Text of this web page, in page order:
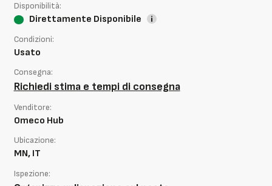
Disponibilità:
Direttamente Disponibile
Condizioni:
Usato
Consegna:
Richiedi stima e tempi di consegna
Venditore:
Omeco Hub
Ubicazione:
MN, IT
Ispezione: